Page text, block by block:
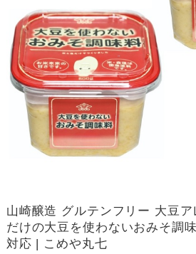
山崎醸造 グルテンフリー 大豆
だけの大豆を使わないおみそ調
対応 | こめや丸七